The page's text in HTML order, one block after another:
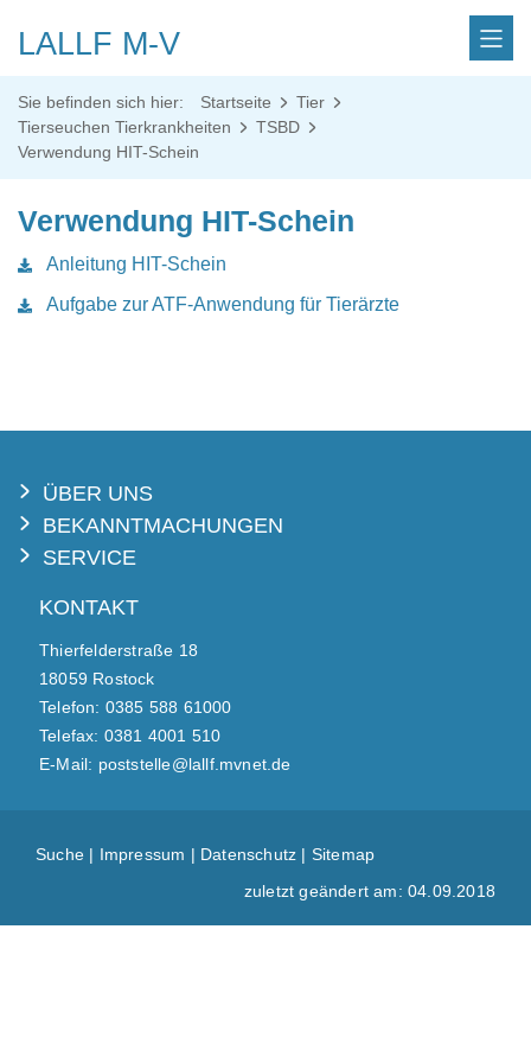
LALLF M-V
Sie befinden sich hier: Startseite
Tier
Tierseuchen Tierkrankheiten
TSBD
Verwendung HIT-Schein
Verwendung HIT-Schein
Anleitung HIT-Schein
Aufgabe zur ATF-Anwendung für Tierärzte
ÜBER UNS
BEKANNTMACHUNGEN
SERVICE
KONTAKT
Thierfelderstraße 18
18059 Rostock
Telefon: 0385 588 61000
Telefax: 0381 4001 510
E-Mail: poststelle@lallf.mvnet.de
Suche | Impressum | Datenschutz | Sitemap
zuletzt geändert am: 04.09.2018